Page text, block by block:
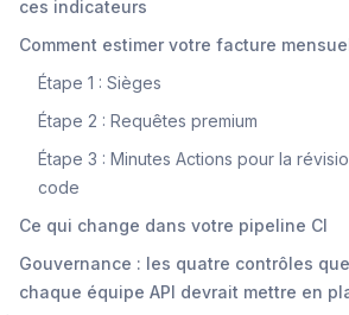
ces indicateurs
Comment estimer votre facture
Étape 1 : Sièges
Étape 2 : Requêtes premium
Étape 3 : Minutes Actions pour la
code
Ce qui change dans votre pipeline CI
Gouvernance : les quatre contrôles que
chaque équipe API devrait mettre en